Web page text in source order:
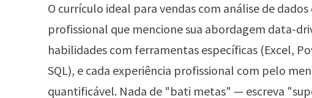
O currículo ideal para vendas com análise de
profissional que mencione sua abordagem data-
habilidades com ferramentas específicas (Excel,
SQL), e cada experiência profissional com pelo
quantificável. Nada de "bati metas" — escreva